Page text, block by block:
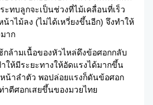
ะทบลูกจะเป็นช่วงที่ไม้เคลื่อนที่เร็ว
าไม้ลง (ไม่ได้เหวี่ยงขึ้นอีก) จึงทำให้
าก
กล้ามเนื้อของหัวไหล่ดึงข้อศอกกลับ
ให้มีระยะทางให้อัดแรงได้มากขึ้น
น้าลำตัว พอปล่อยแรงก็ดันข้อศอก
าตีศอกเสยขึ้นของมวยไทย